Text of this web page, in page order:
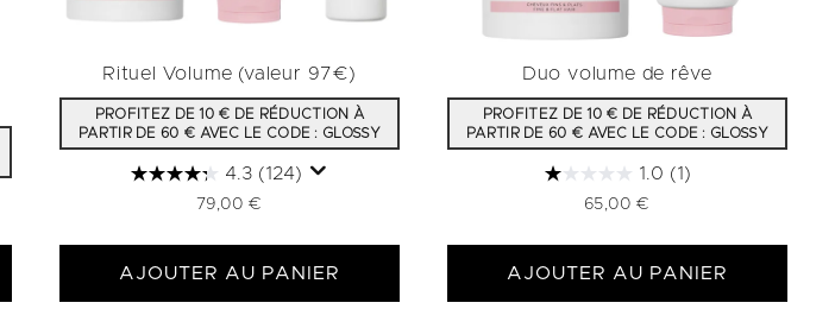
Rituel Volume (valeur 97€)
PROFITEZ DE 10 € DE RÉDUCTION À
PARTIR DE 60 € AVEC LE CODE : GLOSSY
4.3 (124)
79,00 €
AJOUTER AU PANIER
Duo volume de rêve
PROFITEZ DE 10 € DE RÉDUCTION À
PARTIR DE 60 € AVEC LE CODE : GLOSSY
1.0 (1)
65,00 €
AJOUTER AU PANIER